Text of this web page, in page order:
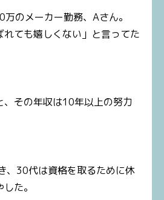
のメーカー勤務、Aさん。
れても嬉しくない」と言ってた
、その年収は10年以上の努力
、30代は資格を取るために休
た。